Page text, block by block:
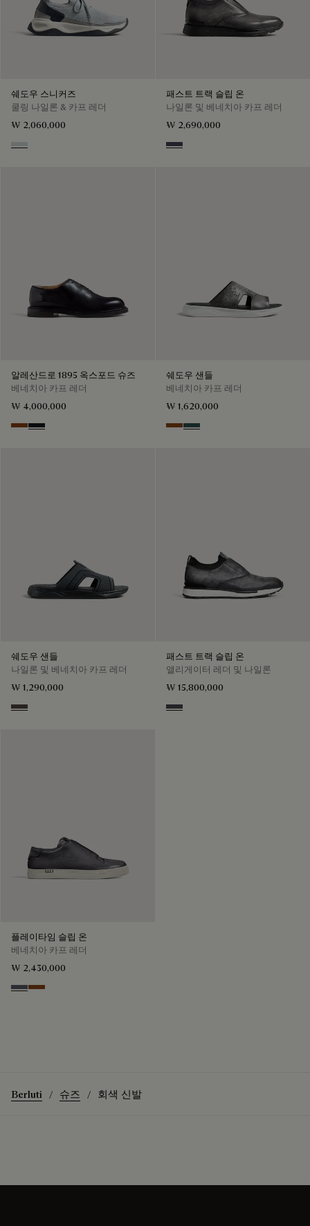
쉐도우 스니커즈
쿨링 나일론 & 카프 레더
₩ 2,060,000
Ice Grey
패스트 트랙 슬립 온
나일론 및 베네치아 카프 레더
₩ 2,690,000
Graphite Moss
알레산드로 1895 옥스포드 슈즈
베네치아 카프 레더
₩ 4,000,000
Charcoal Brown
Charcoal Gray
쉐도우 샌들
베네치아 카프 레더
₩ 1,620,000
Cacao Intenso
Mysterious Grey
쉐도우 샌들
나일론 및 베네치아 카프 레더
₩ 1,290,000
Grey
패스트 트랙 슬립 온
앨리게이터 레더 및 나일론
₩ 15,800,000
Aluminio
플레이타임 슬립 온
베네치아 카프 레더
₩ 2,430,000
Light Aluminio
Cacao Intenso
Berluti 슈즈 회색 신발